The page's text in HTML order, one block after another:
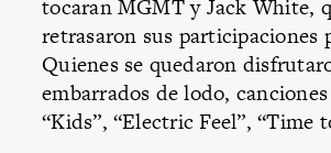
tocaran MGMT y Jack White,
retrasaron sus participaciones
Quienes se quedaron
embarrados de lodo,
“Kids”, “Electric Feel”, “Time